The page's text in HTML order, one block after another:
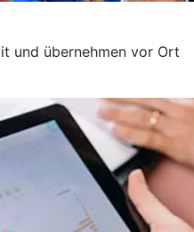
und übernehmen vor Ort